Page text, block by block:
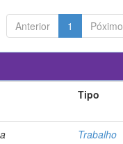
Anterior 1 Póximo
Tipo
Trabalho